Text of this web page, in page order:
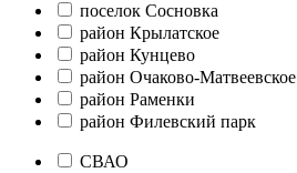
поселок Сосновка
район Крылатское
район Кунцево
район Очаково-Матвеевское
район Раменки
район Филевский парк
СВАО